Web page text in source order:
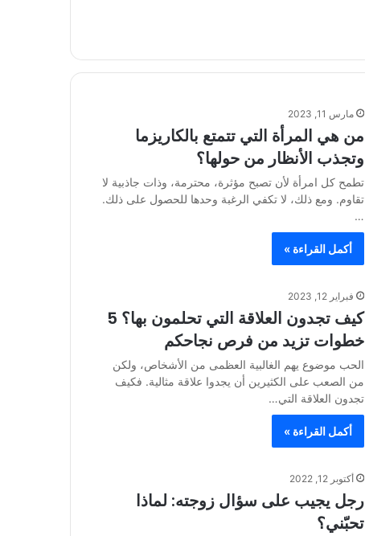
مارس 11, 2023
من هي المرأة التي تتمتع بالكاريزما
وتجذب الأنظار من حولها؟
تطمح كل امرأة لأن تصبح مؤثرة، محترمة، وذات جاذبية لا
تقاوم. ومع ذلك، لا تكفي الرغبة وحدها للحصول على ذلك.
…
أكمل القراءة »
فبراير 12, 2023
كيف تجدون العلاقة التي تحلمون بها؟ 5
خطوات تزيد من فرص نجاحكم
الحب موضوع يهم الغالبية العظمى من الأشخاص، ولكن
من الصعب على الكثيرين أن يجدوا علاقة مثالية. فكيف
تجدون العلاقة التي…
أكمل القراءة »
أكتوبر 12, 2022
رجل يجيب على سؤال زوجته: لماذا
تحبّني؟